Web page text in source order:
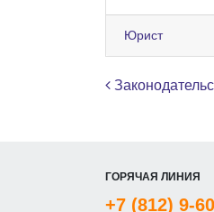
Юрист
ГОРЯЧАЯ ЛИНИЯ
+7 (812) 9-